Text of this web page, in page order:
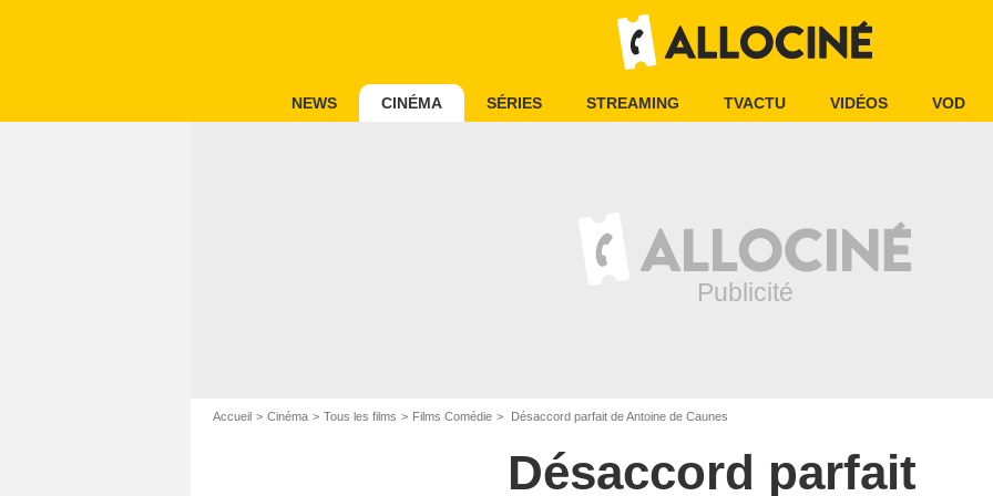
NEWS CINÉMA SÉRIES STREAMING TVACTU VIDÉOS VOD
Accueil Cinéma Tous les films Films Comédie Désaccord parfait de Antoine de Caunes
Désaccord parfait